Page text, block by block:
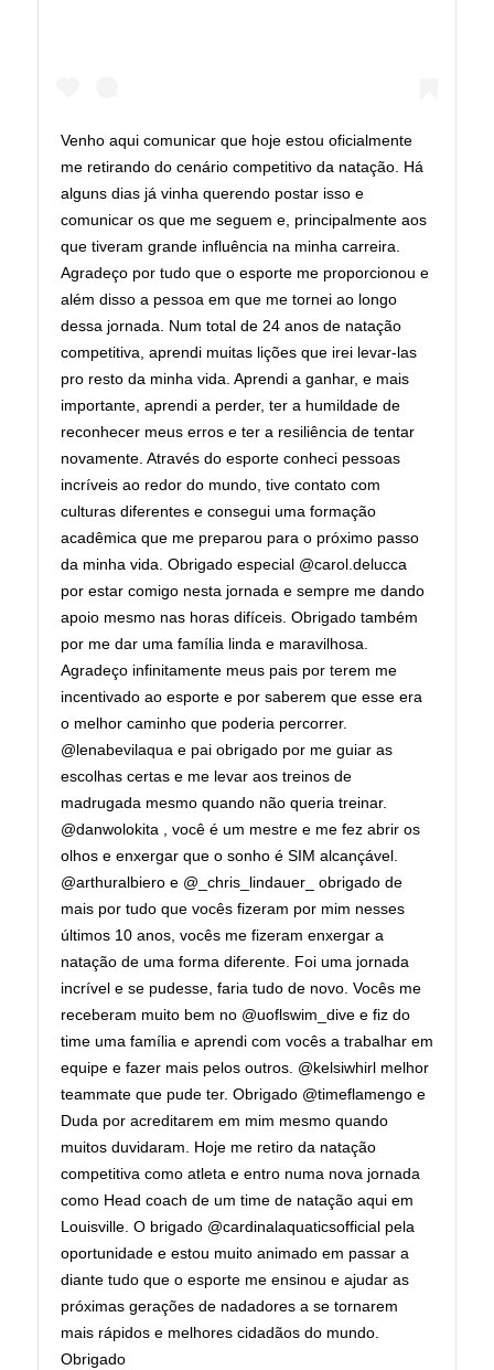
Venho aqui comunicar que hoje estou oficialmente
me retirando do cenário competitivo da natação. Há
alguns dias já vinha querendo postar isso e
comunicar os que me seguem e, principalmente aos
que tiveram grande influência na minha carreira.
Agradeço por tudo que o esporte me proporcionou e
além disso a pessoa em que me tornei ao longo
dessa jornada. Num total de 24 anos de natação
competitiva, aprendi muitas lições que irei levar-las
pro resto da minha vida. Aprendi a ganhar, e mais
importante, aprendi a perder, ter a humildade de
reconhecer meus erros e ter a resiliência de tentar
novamente. Através do esporte conheci pessoas
incríveis ao redor do mundo, tive contato com
culturas diferentes e consegui uma formação
acadêmica que me preparou para o próximo passo
da minha vida. Obrigado especial @carol.delucca
por estar comigo nesta jornada e sempre me dando
apoio mesmo nas horas difíceis. Obrigado também
por me dar uma família linda e maravilhosa.
Agradeço infinitamente meus pais por terem me
incentivado ao esporte e por saberem que esse era
o melhor caminho que poderia percorrer.
@lenabevilaqua e pai obrigado por me guiar as
escolhas certas e me levar aos treinos de
madrugada mesmo quando não queria treinar.
@danwolokita , você é um mestre e me fez abrir os
olhos e enxergar que o sonho é SIM alcançável.
@arthuralbiero e @_chris_lindauer_ obrigado de
mais por tudo que vocês fizeram por mim nesses
últimos 10 anos, vocês me fizeram enxergar a
natação de uma forma diferente. Foi uma jornada
incrível e se pudesse, faria tudo de novo. Vocês me
receberam muito bem no @uoflswim_dive e fiz do
time uma família e aprendi com vocês a trabalhar em
equipe e fazer mais pelos outros. @kelsiwhirl melhor
teammate que pude ter. Obrigado @timeflamengo e
Duda por acreditarem em mim mesmo quando
muitos duvidaram. Hoje me retiro da natação
competitiva como atleta e entro numa nova jornada
como Head coach de um time de natação aqui em
Louisville. O brigado @cardinalaquaticsofficial pela
oportunidade e estou muito animado em passar a
diante tudo que o esporte me ensinou e ajudar as
próximas gerações de nadadores a se tornarem
mais rápidos e melhores cidadãos do mundo.
Obrigado